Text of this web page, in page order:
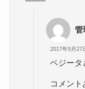
管
2017年9月27
ベジータ
コメント